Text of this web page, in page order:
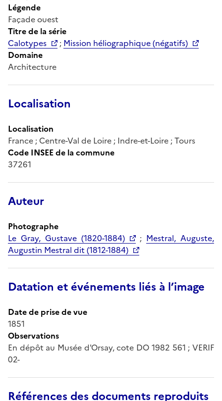
Légende
Façade ouest
Titre de la série
Calotypes
; Mission héliographique (négatifs)
Domaine
Architecture
Localisation
Localisation
France ; Centre-Val de Loire ; Indre-et-Loire ; Tours
Code INSEE de la commune
37261
Auteur
Photographe
Le Gray, Gustave (1820-1884)
; Mestral, Auguste,
Augustin Mestral dit (1812-1884)
Datation et événements liés à l’image
Date de prise de vue
1851
Observations
En dépôt au Musée d'Orsay, cote DO 1982 561 ; VERIF
02-
Références des documents reproduits